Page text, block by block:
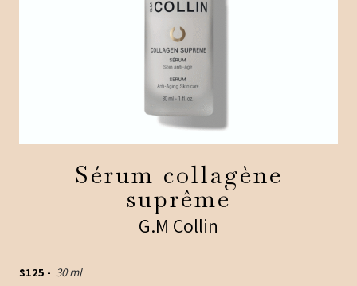
Sérum collagène
suprême
G.M Collin
$125 - 30 ml